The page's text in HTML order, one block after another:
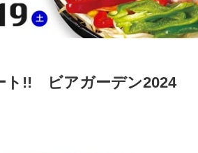
ト!! ビアガーデン2024